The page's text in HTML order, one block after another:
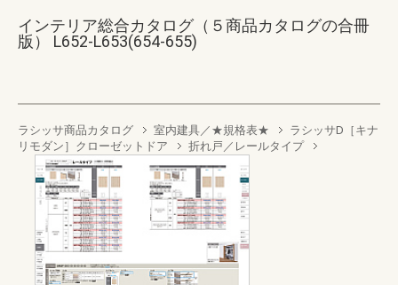
インテリア総合カタログ（５商品カタログの合冊
版） L652-L653(654-655)
ラシッサ商品カタログ 室内建具／★規格表★
ラシッサD［キナ
リモダン］クローゼットドア
折れ戸／レールタイプ